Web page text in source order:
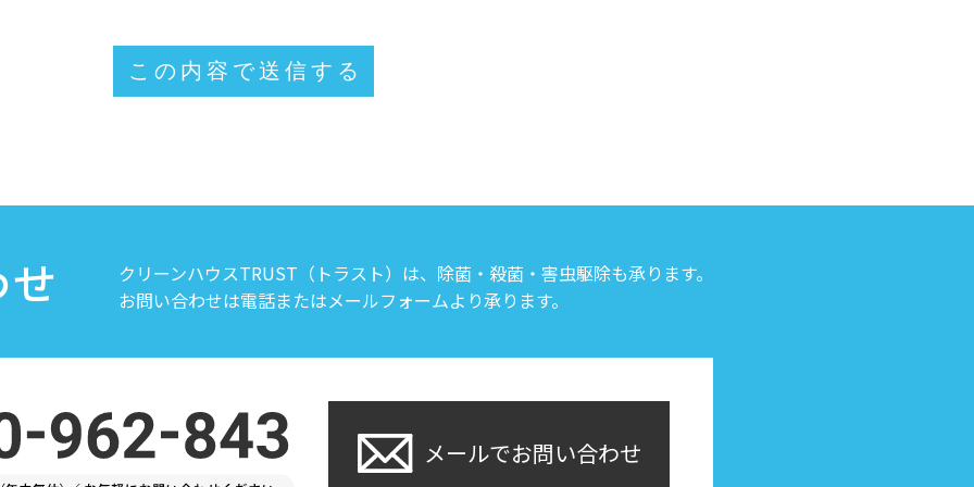
クリーンハウスTRUST（トラスト）は、除菌・殺菌・害虫駆除も承ります。
お問い合わせは電話またはメールフォームより承ります。
メールでお問い合わせ